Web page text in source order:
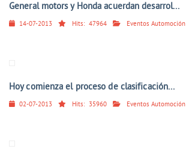
General motors y Honda acuerdan desarrol...
14-07-2013 Hits: 47964 Eventos Automoción
Hoy comienza el proceso de clasificación...
02-07-2013 Hits: 35960 Eventos Automoción